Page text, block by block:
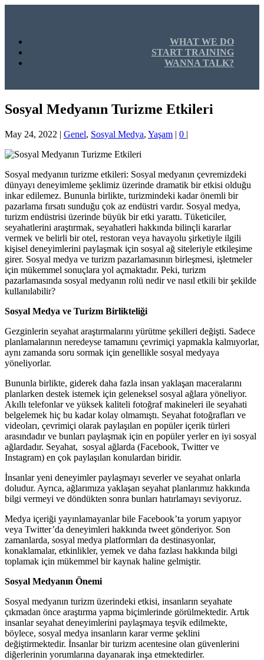
WHAT WE DO
START TRAINING
WANNA TALK?
Sosyal Medyanın Turizme Etkileri
May 24, 2022 | Genel, Sosyal Medya, Yaşam | 0 |
Sosyal medyanın turizme etkileri: Sosyal medyanın çevremizdeki
dünyayı deneyimleme şeklimiz üzerinde dramatik bir etkisi olduğu
inkar edilemez. Bununla birlikte, turizmindeki kadar önemli bir
pazarlama fırsatı sunduğu çok az endüstri vardır. Sosyal medya,
turizm endüstrisi üzerinde büyük bir etki yarattı. Tüketiciler,
seyahatlerini araştırmak, seyahatleri hakkında bilinçli kararlar
vermek ve belirli bir otel, restoran veya havayolu şirketiyle ilgili
kişisel deneyimlerini paylaşmak için sosyal ağ siteleriyle etkileşime
girer. Sosyal medya ve turizm pazarlamasının birleşmesi, işletmeler
için mükemmel sonuçlara yol açmaktadır. Peki, turizm
pazarlamasında sosyal medyanın rolü nedir ve nasıl etkili bir şekilde
kullanılabilir?
Sosyal Medya ve Turizm Birlikteliği
Gezginlerin seyahat araştırmalarını yürütme şekilleri değişti. Sadece
planlamalarının neredeyse tamamını çevrimiçi yapmakla kalmıyorlar,
aynı zamanda soru sormak için genellikle sosyal medyaya
yöneliyorlar.
Bununla birlikte, giderek daha fazla insan yaklaşan maceralarını
planlarken destek istemek için geleneksel sosyal ağlara yöneliyor.
Akıllı telefonlar ve yüksek kaliteli fotoğraf makineleri ile seyahati
belgelemek hiç bu kadar kolay olmamıştı. Seyahat fotoğrafları ve
videoları, çevrimiçi olarak paylaşılan en popüler içerik türleri
arasındadır ve bunları paylaşmak için en popüler yerler en iyi sosyal
ağlardadır. Seyahat, sosyal ağlarda (Facebook, Twitter ve
Instagram) en çok paylaşılan konulardan biridir.
İnsanlar yeni deneyimler paylaşmayı severler ve seyahat onlarla
doludur. Ayrıca, ağlarımıza yaklaşan seyahat planlarımız hakkında
bilgi vermeyi ve döndükten sonra bunları hatırlamayı seviyoruz.
Medya içeriği yayınlamayanlar bile Facebook’ta yorum yapıyor
veya Twitter’da deneyimleri hakkında tweet gönderiyor. Son
zamanlarda, sosyal medya platformları da destinasyonlar,
konaklamalar, etkinlikler, yemek ve daha fazlası hakkında bilgi
toplamak için mükemmel bir kaynak haline gelmiştir.
Sosyal Medyanın Önemi
Sosyal medyanın turizm üzerindeki etkisi, insanların seyahate
çıkmadan önce araştırma yapma biçimlerinde görülmektedir. Artık
insanlar seyahat deneyimlerini paylaşmaya teşvik edilmekte,
böylece, sosyal medya insanların karar verme şeklini
değiştirmektedir. İnsanlar bir turizm acentesine olan güvenlerini
diğerlerinin yorumlarına dayanarak inşa etmektedirler.